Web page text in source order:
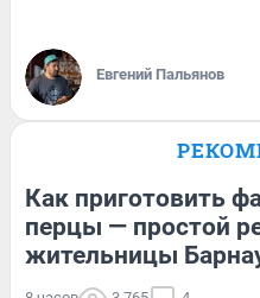
Евгений Пальянов
Как приготовить
перцы — простой
жительницы